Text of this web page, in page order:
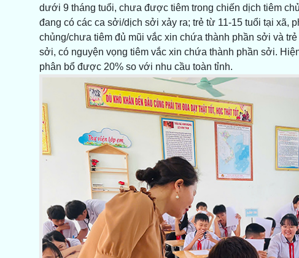
dưới 9 tháng tuổi, chưa được tiêm trong chiến dịch tiêm
đang có các ca sởi/dịch sởi xảy ra; trẻ từ 11-15 tuổi tại xã,
chủng/chưa tiêm đủ mũi vắc xin chứa thành phần sởi và
sởi, có nguyện vọng tiêm vắc xin chứa thành phần sởi.
phân bổ được 20% so với nhu cầu toàn tỉnh.